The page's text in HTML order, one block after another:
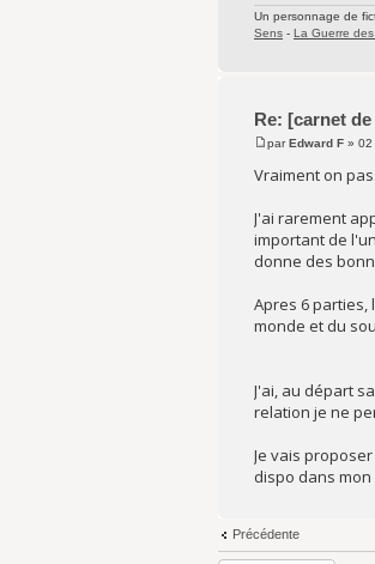
Un personnage de
Sens - La Guerre
Re: [carnet
parEdward F » 02
Vraiment on
J'ai rarement
important de
donne des
Apres 6 parties,
monde et du
J'ai, au départ
relation je ne
Je vais
dispo dans
Précédente